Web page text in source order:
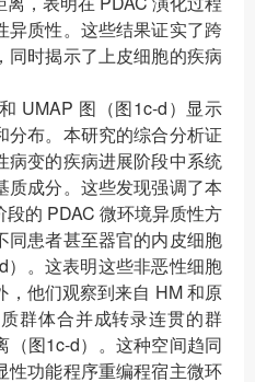
异质性。这些结果证实了跨
同时揭示了上皮细胞的疾病
UMAP 图（图1c-d）显示
分布。本研究的综合分析证
病变的疾病进展阶段中系统
质成分。这些发现强调了本
的 PDAC 微环境异质性方
同患者甚至器官的内皮细胞
）。这表明这些非恶性细胞
他们观察到来自 HM 和原
群体合并成转录连贯的群
（图1c-d）。这种空间趋同
性功能程序重编程宿主微环